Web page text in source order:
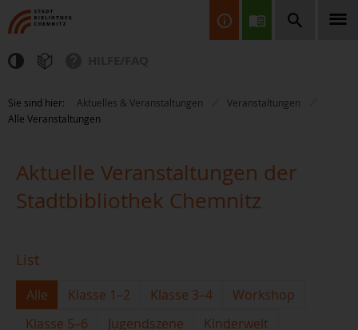
Finden Sie Informationen, Bücher, CDs & DVDs, Spiele, BluRays,
Zeitschriften und vieles mehr...
Sie sind hier: Aktuelles & Veranstaltungen
Veranstaltungen
Alle Veranstaltungen
Aktuelle Veranstaltungen der
Stadtbibliothek Chemnitz
List
Alle Klasse 1–2 Klasse 3–4
Workshop
Klasse 5–6
Jugendszene
Kinderwelt